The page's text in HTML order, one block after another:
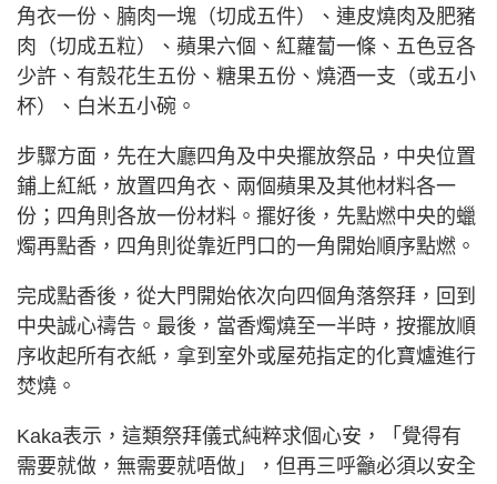
角衣一份、腩肉一塊（切成五件）、連皮燒肉及肥豬
肉（切成五粒）、蘋果六個、紅蘿蔔一條、五色豆各
少許、有殼花生五份、糖果五份、燒酒一支（或五小
杯）、白米五小碗。
步驟方面，先在大廳四角及中央擺放祭品，中央位置
鋪上紅紙，放置四角衣、兩個蘋果及其他材料各一
份；四角則各放一份材料。擺好後，先點燃中央的蠟
燭再點香，四角則從靠近門口的一角開始順序點燃。
完成點香後，從大門開始依次向四個角落祭拜，回到
中央誠心禱告。最後，當香燭燒至一半時，按擺放順
序收起所有衣紙，拿到室外或屋苑指定的化寶爐進行
焚燒。
Kaka表示，這類祭拜儀式純粹求個心安，「覺得有
需要就做，無需要就唔做」，但再三呼籲必須以安全